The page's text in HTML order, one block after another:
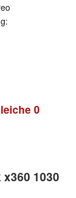
0
1030